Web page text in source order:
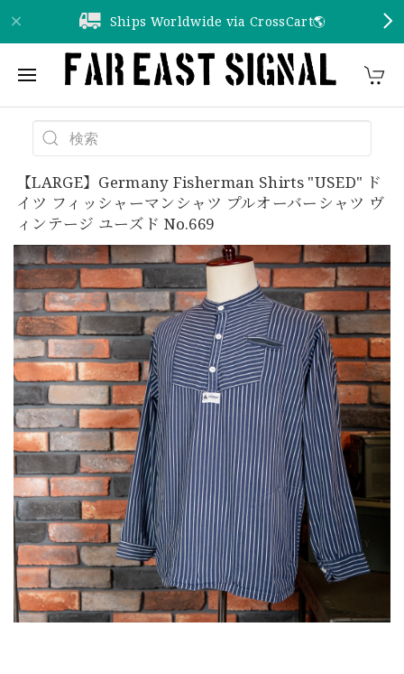
Ships Worldwide via CrossCart🌎️
【LARGE】Germany Fisherman Shirts "USED" ド
イツ フィッシャーマンシャツ プルオーバーシャツ ヴ
ィンテージ ユーズド No.669